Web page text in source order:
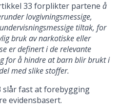
33 forplikter partene å
lovgivningsmessige,
tiltak, for
bruk av narkotiske eller
er definert i de relevante
for å hindre at barn blir brukt i
med slike stoffer.
slår fast at forebygging
evidensbasert.